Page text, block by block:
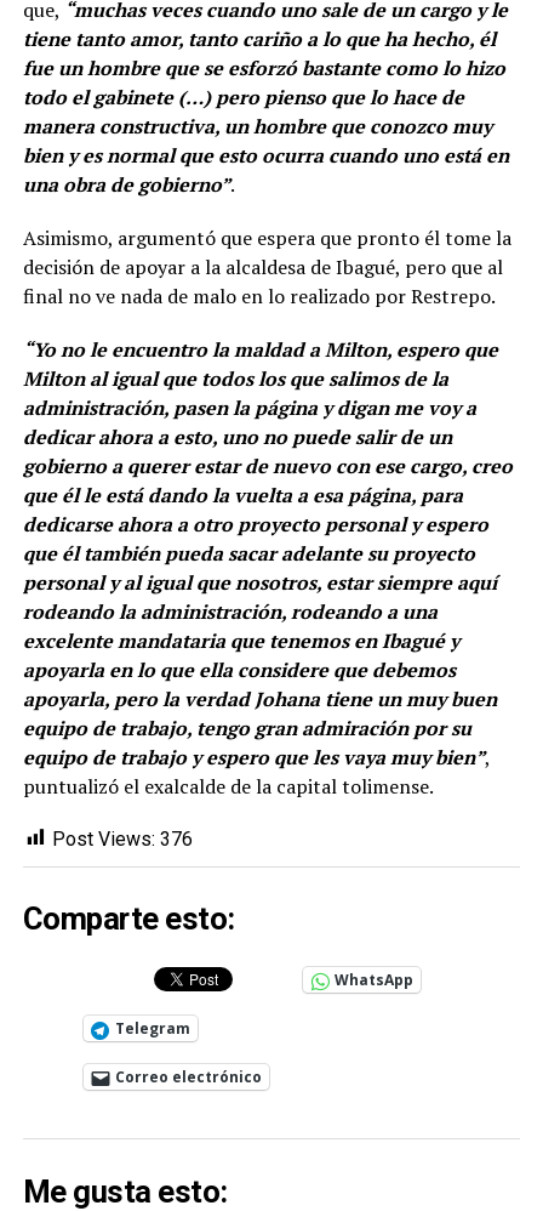
que, “muchas veces cuando uno sale de un cargo y le
tiene tanto amor, tanto cariño a lo que ha hecho, él
fue un hombre que se esforzó bastante como lo hizo
todo el gabinete (…) pero pienso que lo hace de
manera constructiva, un hombre que conozco muy
bien y es normal que esto ocurra cuando uno está en
una obra de gobierno”.
Asimismo, argumentó que espera que pronto él tome la
decisión de apoyar a la alcaldesa de Ibagué, pero que al
final no ve nada de malo en lo realizado por Restrepo.
“Yo no le encuentro la maldad a Milton, espero que
Milton al igual que todos los que salimos de la
administración, pasen la página y digan me voy a
dedicar ahora a esto, uno no puede salir de un
gobierno a querer estar de nuevo con ese cargo, creo
que él le está dando la vuelta a esa página, para
dedicarse ahora a otro proyecto personal y espero
que él también pueda sacar adelante su proyecto
personal y al igual que nosotros, estar siempre aquí
rodeando la administración, rodeando a una
excelente mandataria que tenemos en Ibagué y
apoyarla en lo que ella considere que debemos
apoyarla, pero la verdad Johana tiene un muy buen
equipo de trabajo, tengo gran admiración por su
equipo de trabajo y espero que les vaya muy bien”,
puntualizó el exalcalde de la capital tolimense.
Post Views: 376
Comparte esto:
WhatsApp
Telegram
Correo electrónico
Me gusta esto: